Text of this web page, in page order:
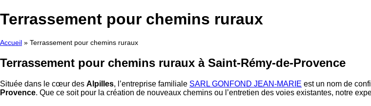
au
contenu
Terrassement pour chemins ruraux
Accueil » Terrassement pour chemins ruraux
Terrassement pour chemins ruraux à Saint-Rémy-de-Provence
Située dans le cœur des Alpilles, l’entreprise familiale SARL GONFOND JEAN-MARIE est un nom de
Provence. Que ce soit pour la création de nouveaux chemins ou l’entretien des voies existantes, notre